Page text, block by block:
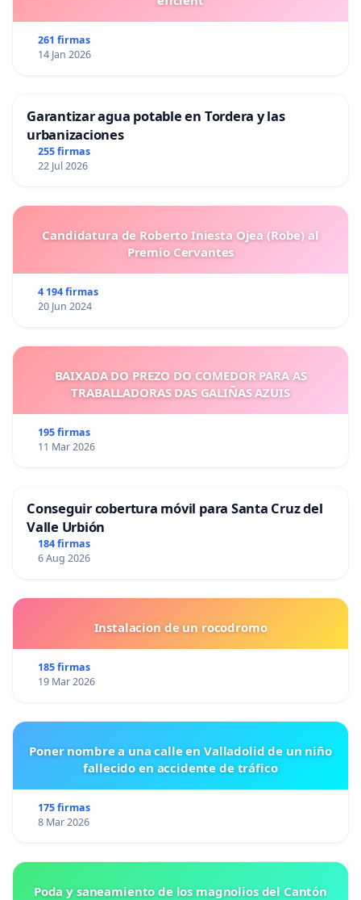
261 firmas
14 Jan 2026
Garantizar agua potable en Tordera y las
urbanizaciones
255 firmas
22 Jul 2026
Candidatura de Roberto Iniesta Ojea (Robe) al
Premio Cervantes
4 194 firmas
20 Jun 2024
BAIXADA DO PREZO DO COMEDOR PARA AS
TRABALLADORAS DAS GALIÑAS AZUIS
195 firmas
11 Mar 2026
Conseguir cobertura móvil para Santa Cruz del
Valle Urbión
184 firmas
6 Aug 2026
Instalacion de un rocodromo
185 firmas
19 Mar 2026
Poner nombre a una calle en Valladolid de un niño
fallecido en accidente de tráfico
175 firmas
8 Mar 2026
Poda y saneamiento de los magnolios del Cantón